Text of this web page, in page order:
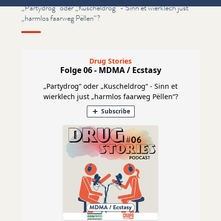
„Partydrog“ oder „Kuscheldrog“ - Sinn et wierklech just
„harmlos faarweg Pëllen“?